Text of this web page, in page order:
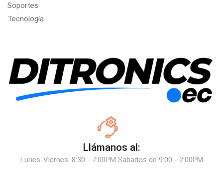
Soportes
Tecnología
Llámanos al:
Lunes-Viernes: 8:30 - 7:00PM Sabados de 9:00 - 2:00PM